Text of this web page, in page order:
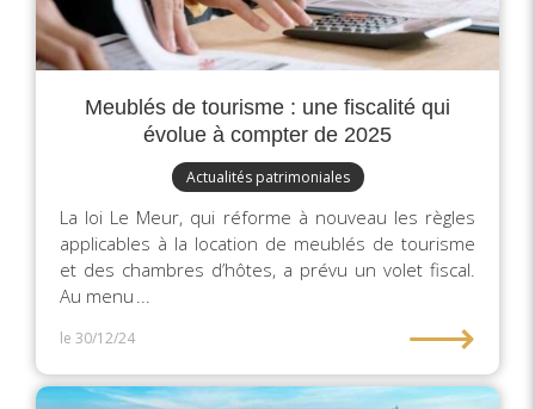
Meublés de tourisme : une fiscalité qui
évolue à compter de 2025
Actualités patrimoniales
La loi Le Meur, qui réforme à nouveau les règles
applicables à la location de meublés de tourisme
et des chambres d’hôtes, a prévu un volet fiscal.
Au menu ...
le 30/12/24 ⟶